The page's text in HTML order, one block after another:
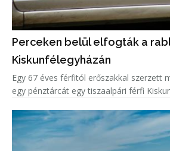
Perceken belül elfogták a
Kiskunfélegyházán
Egy 67 éves férfitól erőszakkal szerzett
egy pénztárcát egy tiszaalpári férfi